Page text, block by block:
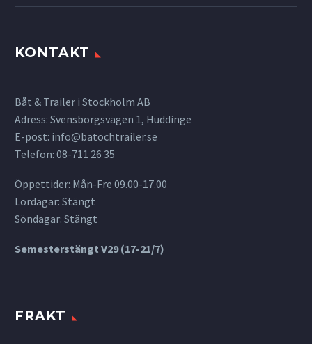
KONTAKT
Båt & Trailer i Stockholm AB
Adress: Svensborgsvägen 1, Huddinge
E-post: info@batochtrailer.se
Telefon: 08-711 26 35
Öppettider: Mån-Fre 09.00-17.00
Lördagar: Stängt
Söndagar: Stängt
Semesterstängt V29 (17-21/7)
FRAKT